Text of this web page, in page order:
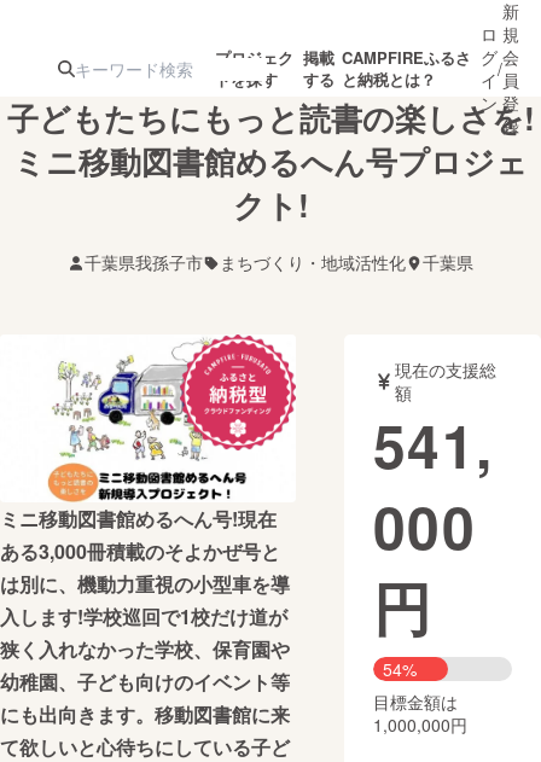
プロジェク
トを探す
注目の新着プロ 募集終了が近いプ
テクノロジー・ガジェット
映像・映画 書籍・雑誌
ビジネス・起業 チャレンジ
まちづくり・地域活性化
CAMPFIRE for Social Good
CAMPFIRE Creation
CAMPFIREふるさと納税machi-ya コミュニティ
掲載
する
CAMPFIREふるさ
と納税とは？
ロ
グ
イ
ン
/
新
規
会
員
登
録
子どもたちにもっと読書の楽しさを!
ミニ移動図書館めるへん号プロジェ
クト!
千葉県我孫子市 まちづくり・地域活性化 千葉県
ミニ移動図書館めるへん号!現在
ある3,000冊積載のそよかぜ号と
は別に、機動力重視の小型車を導
入します!学校巡回で1校だけ道が
狭く入れなかった学校、保育園や
幼稚園、子ども向けのイベント等
にも出向きます。移動図書館に来
て欲しいと心待ちにしている子ど
現在の支援総
額
541,
000
円
54%
目標金額は
1,000,000円